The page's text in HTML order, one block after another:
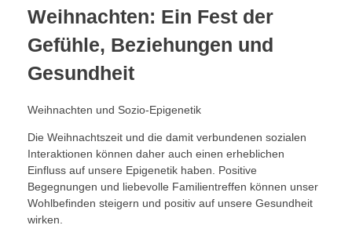
Weihnachten: Ein Fest der
Gefühle, Beziehungen und
Gesundheit
Weihnachten und Sozio-Epigenetik
Die Weihnachtszeit und die damit verbundenen sozialen
Interaktionen können daher auch einen erheblichen
Einfluss auf unsere Epigenetik haben. Positive
Begegnungen und liebevolle Familientreffen können unser
Wohlbefinden steigern und positiv auf unsere Gesundheit
wirken.